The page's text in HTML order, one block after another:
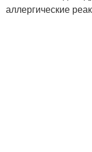
аллергические